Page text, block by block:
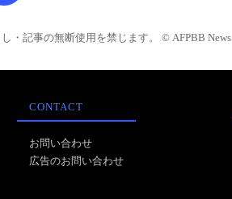
・記事の無断使用を禁じます。 © AFPBB News
CONTACT
お問い合わせ
広告のお問い合わせ